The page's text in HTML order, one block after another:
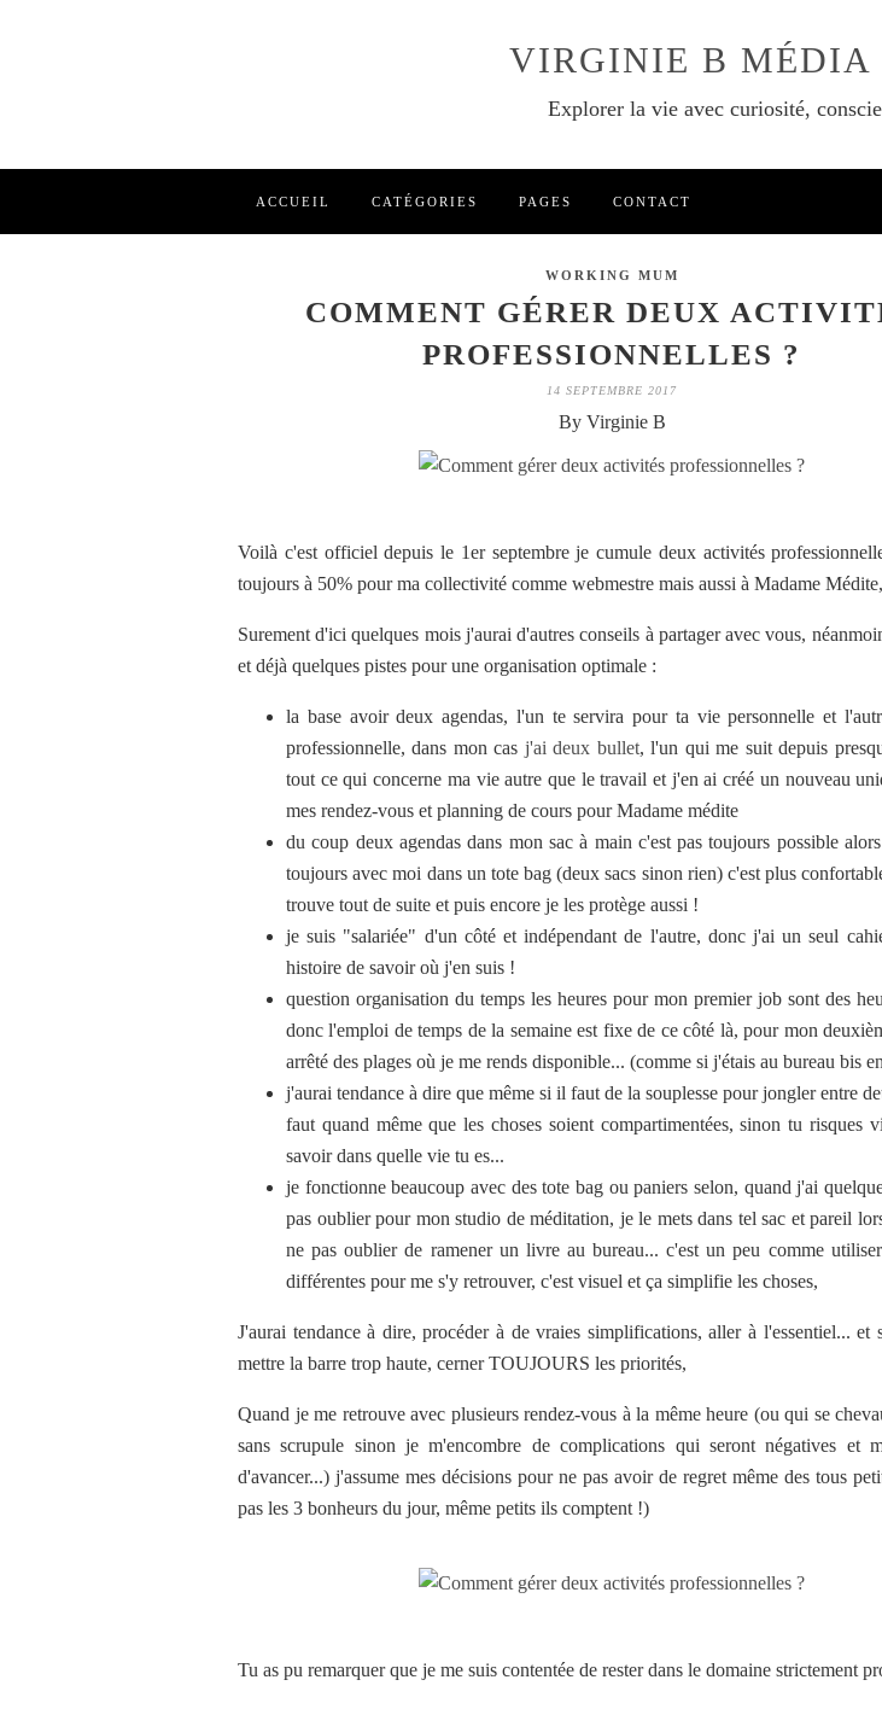
VIRGINIE B MÉDIA
Explorer la vie avec curiosité,
ACCUEIL CATÉGORIES PAGES CONTACT
WORKING MUM
COMMENT GÉRER DEUX
PROFESSIONNELLES ?
14 SEPTEMBRE 2017
By Virginie B
Voilà c'est officiel depuis le 1er septembre je cumule deux activités
toujours à 50% pour ma collectivité comme webmestre mais aussi à Madame Médite,
Surement d'ici quelques mois j'aurai d'autres conseils à partager avec vous,
et déjà quelques pistes pour une organisation optimale :
la base avoir deux agendas, l'un te servira pour ta vie personnelle et
professionnelle, dans mon cas j'ai deux bullet, l'un qui me suit depuis
tout ce qui concerne ma vie autre que le travail et j'en ai créé un nouveau
mes rendez-vous et planning de cours pour Madame médite
du coup deux agendas dans mon sac à main c'est pas toujours possible
toujours avec moi dans un tote bag (deux sacs sinon rien) c'est plus
trouve tout de suite et puis encore je les protège aussi !
je suis "salariée" d'un côté et indépendant de l'autre, donc j'ai un seul
histoire de savoir où j'en suis !
question organisation du temps les heures pour mon premier job sont des
donc l'emploi de temps de la semaine est fixe de ce côté là, pour mon
arrêté des plages où je me rends disponible... (comme si j'étais au bureau bis
j'aurai tendance à dire que même si il faut de la souplesse pour jongler entre
faut quand même que les choses soient compartimentées, sinon tu risques
savoir dans quelle vie tu es...
je fonctionne beaucoup avec des tote bag ou paniers selon, quand j'ai
pas oublier pour mon studio de méditation, je le mets dans tel sac et pareil
ne pas oublier de ramener un livre au bureau... c'est un peu comme
différentes pour me s'y retrouver, c'est visuel et ça simplifie les choses,
J'aurai tendance à dire, procéder à de vraies simplifications, aller à l'essentiel... et
mettre la barre trop haute, cerner TOUJOURS les priorités,
Quand je me retrouve avec plusieurs rendez-vous à la même heure (ou qui se
sans scrupule sinon je m'encombre de complications qui seront négatives et
d'avancer...) j'assume mes décisions pour ne pas avoir de regret même des tous
pas les 3 bonheurs du jour, même petits ils comptent !)
Tu as pu remarquer que je me suis contentée de rester dans le domaine strictement